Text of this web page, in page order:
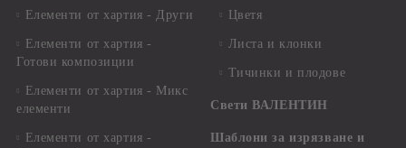
Елементи от хартия - Други
Елементи от хартия -
Готови композиции
Елементи от хартия - Микс
елементи
Елементи от хартия -
Цветя
Листа и клонки
Тичинки и плодове
Свети ВАЛЕНТИН
Шаблони за изрязване и